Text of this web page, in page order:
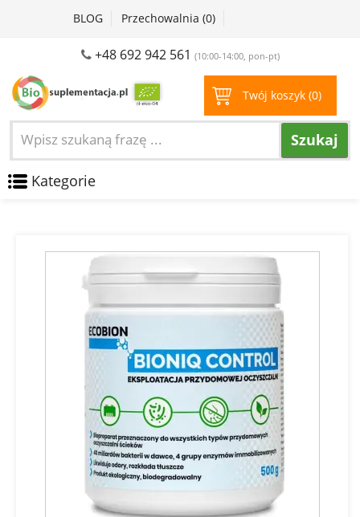
BLOG Przechowalnia (0)
+48 692 942 561 (10:00-14:00, pon-pt)
Twój koszyk (0)
Szukaj
Kategorie